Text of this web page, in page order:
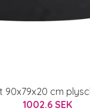
90x79x20 cm
1002.6 SEK